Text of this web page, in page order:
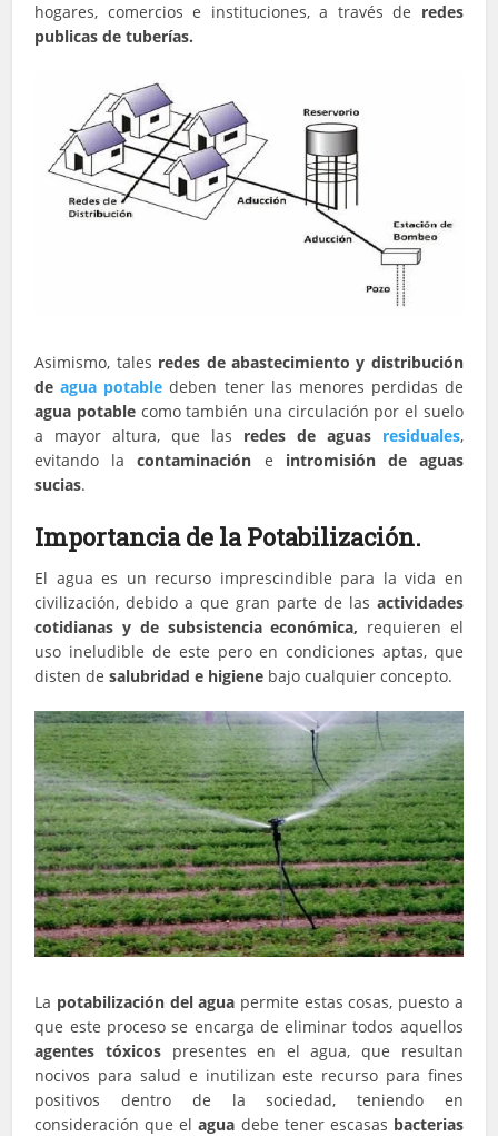
hogares, comercios e instituciones, a través de redes
publicas de tuberías.
Asimismo, tales redes de abastecimiento y distribución
deagua potable deben tener las menores perdidas de
agua potablecomo también una circulación por el suelo
a mayor altura, que las redes de aguas residuales,
evitando lacontaminación e intromisión de aguas
sucias.
Importancia de la Potabilización.
El agua es un recurso imprescindible para la vida en
civilización, debido a que gran parte de las actividades
cotidianas y de subsistencia económica, requieren el
uso ineludible de este pero en condiciones aptas, que
disten desalubridad e higiene bajo cualquier concepto.
La potabilización del agua permite estas cosas, puesto a
que este proceso se encarga de eliminar todos aquellos
agentes tóxicospresentes en el agua, que resultan
nocivos para salud e inutilizan este recurso para fines
positivos dentro de la sociedad, teniendo en
consideración que elagua debe tener escasas bacterias